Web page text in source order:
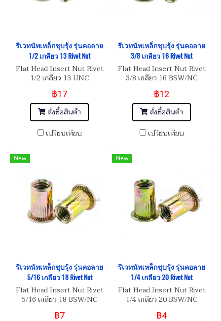
รีเวทนัทเหล็กชุบรุ้ง รุ่นคอลาย
1/2 เกลียว 13 Rivet Nut
Flat Head Insert Nut Rivet
1/2 เกลียว 13 UNC
฿17
สั่งซื้อสินค้า
เปรียบเทียบ
รีเวทนัทเหล็กชุบรุ้ง รุ่นคอลาย
3/8 เกลียว 16 Rivet Nut
Flat Head Insert Nut Rivet
3/8 เกลียว 16 BSW/NC
฿12
สั่งซื้อสินค้า
เปรียบเทียบ
New
รีเวทนัทเหล็กชุบรุ้ง รุ่นคอลาย
5/16 เกลียว 18 Rivet Nut
Flat Head Insert Nut Rivet
5/16 เกลียว 18 BSW/NC
฿7
New
รีเวทนัทเหล็กชุบรุ้ง รุ่นคอลาย
1/4 เกลียว 20 Rivet Nut
Flat Head Insert Nut Rivet
1/4 เกลียว 20 BSW/NC
฿4